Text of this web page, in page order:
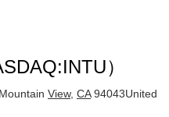
）
View, CA94043United